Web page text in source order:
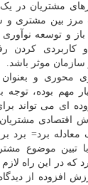
مشتریان در
بین مشتری و
و توسعه
کردن
سازمان موثر باشد.
محوری و
مهم بوده،
ای می تواند
اقتصادی
معادله برد= برد
تبین موضوع
که در این راه
افزوده از